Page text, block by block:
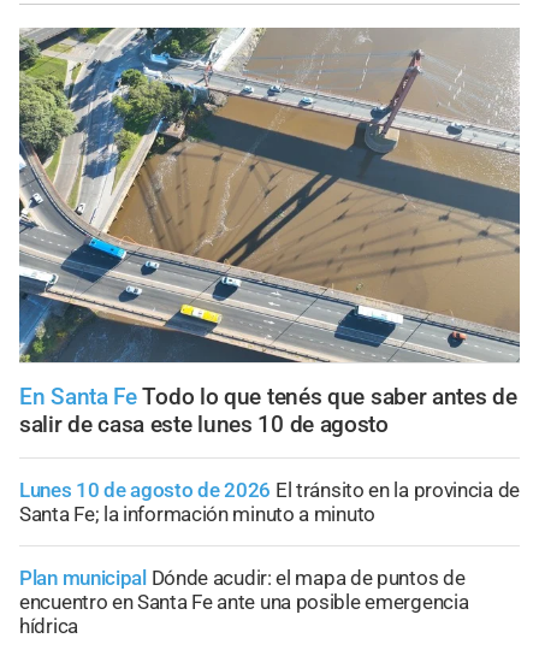
En Santa FeTodo lo que tenés que saber antes de
salir de casa este lunes 10 de agosto
Lunes 10 de agosto de 2026 El tránsito en la provincia de
Santa Fe; la información minuto a minuto
Plan municipal Dónde acudir: el mapa de puntos de
encuentro en Santa Fe ante una posible emergencia
hídrica